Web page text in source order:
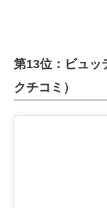
第13位：ビュッ
クチコミ）